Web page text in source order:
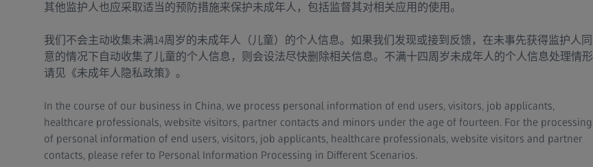
其他监护人也应采取适当的预防措施来保护未成年人，包括监督其对相关应用的使用。
我们不会主动收集未满14周岁的未成年人（儿童）的个人信息。如果我们发现或接到反馈，在未事先获得监护人同
意的情况下自动收集了儿童的个人信息，则会设法尽快删除相关信息。不满十四周岁未成年人的个人信息处理情形
请见《未成年人隐私政策》。
In the course of our business in China, we process personal information of end users, visitors, job applicants,
healthcare professionals, website visitors, partner contacts and minors under the age of fourteen. For the processing
of personal information of end users, visitors, job applicants, healthcare professionals, website visitors and partner
contacts, please refer to Personal Information Processing in Different Scenarios.